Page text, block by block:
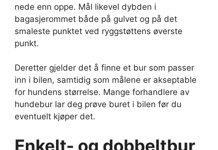
nede enn oppe. Mål likevel dybden i
bagasjerommet både på gulvet og på det
smaleste punktet ved ryggstøttens øverste
punkt.
Deretter gjelder det å finne et bur som passer
inn i bilen, samtidig som målene er akseptable
for hundens størrelse. Mange forhandlere av
hundebur lar deg prøve buret i bilen før du
eventuelt kjøper det.
Enkelt- og dobbeltbur